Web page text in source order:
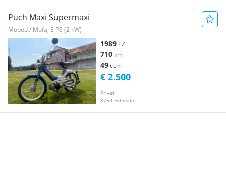
Puch Maxi Supermaxi
Moped / Mofa, 3 PS (2 kW)
1989 EZ
710 km
49ccm
Privat
8753 Fohnsdorf
€ 2.500